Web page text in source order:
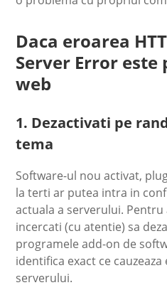
Daca eroarea
Server Error
web
1. Dezactivati pe
tema
Software-ul nou activat,
la terti ar putea intra in
actuala a serverului.
incercati (cu atentie) sa
programele add-on de
identifica exact ce
serverului.